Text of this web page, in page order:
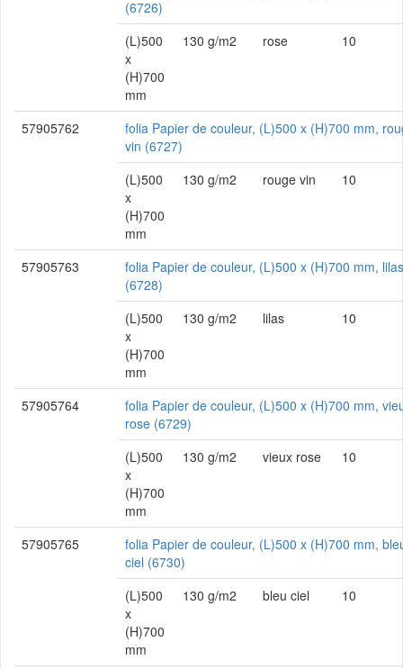
(6726)
(L)500
x
(H)700
mm
130 g/m2 rose 10
57905762
folia Papier de couleur, (L)500 x (H)700 mm,
vin (6727)
(L)500
x
(H)700
mm
130 g/m2 rouge vin 10
57905763
folia Papier de couleur, (L)500 x (H)700 mm, lilas
(6728)
(L)500
x
(H)700
mm
130 g/m2 lilas 10
57905764
folia Papier de couleur, (L)500 x (H)700 mm,
rose (6729)
(L)500
x
(H)700
mm
130 g/m2 vieux rose 10
57905765
folia Papier de couleur, (L)500 x (H)700 mm,
ciel (6730)
(L)500
x
(H)700
mm
130 g/m2 bleu ciel 10